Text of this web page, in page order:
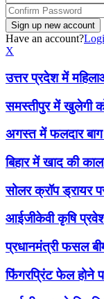
Have an account?
X
उत्तर प्रदेश में
समस्तीपुर में खुलेगी
अगस्त में फलदार
बिहार में खाद की
सोलर क्रॉप ड्रायर
आईजीकेवी कृषि
प्रधानमंत्री फसल
फिंगरप्रिंट फेल होने